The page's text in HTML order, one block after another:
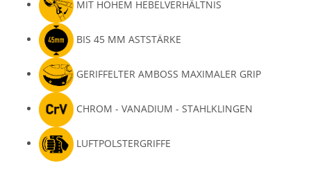
MIT HOHEM HEBELVERHÄLTNIS
BIS 45 MM ASTSTÄRKE
GERIFFELTER AMBOSS MAXIMALER GRIP
CHROM - VANADIUM - STAHLKLINGEN
LUFTPOLSTERGRIFFE